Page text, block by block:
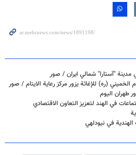
مدينة "آستارا" شمالي ايران / صور
(ره) للإغاثة يزور مركز رعاية الايتام / صور
طهران اليوم
في الهند لتعزيز التعاون الاقتصادي
في نيودلهي